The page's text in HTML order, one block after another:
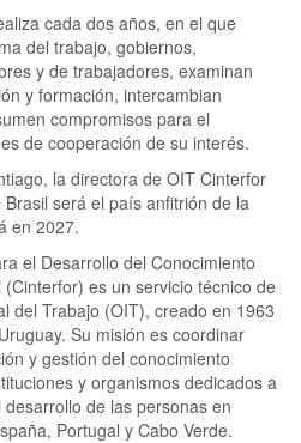
cada dos años, en el que
del trabajo, gobiernos,
y de trabajadores, examinan
y formación, intercambian
compromisos para el
de cooperación de su interés.
la directora de OIT Cinterfor
será el país anfitrión de la
en 2027.
el Desarrollo del Conocimiento
es un servicio técnico de
del Trabajo (OIT), creado en 1963
Su misión es coordinar
y gestión del conocimiento
y organismos dedicados a
de las personas en
Portugal y Cabo Verde.